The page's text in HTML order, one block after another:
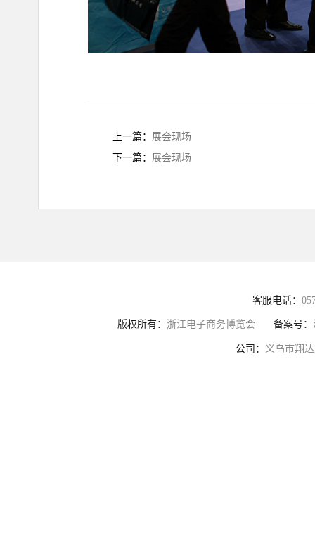
上一篇： 展会现场
下一篇： 展会现场
客服电话：
版权所有： 浙江电子商务博览会 备案号：
公司： 义乌市翔